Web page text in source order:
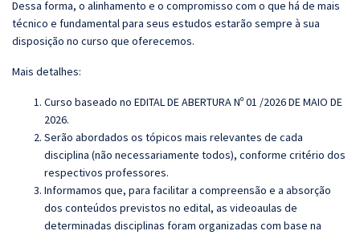
Dessa forma, o alinhamento e o compromisso com o que há de mais
técnico e fundamental para seus estudos estarão sempre à sua
disposição no curso que oferecemos.
Mais detalhes:
Curso baseado no EDITAL DE ABERTURA Nº 01 /2026 DE MAIO DE
2026.
Serão abordados os tópicos mais relevantes de cada
disciplina (não necessariamente todos), conforme critério dos
respectivos professores.
Informamos que, para facilitar a compreensão e a absorção
dos conteúdos previstos no edital, as videoaulas de
determinadas disciplinas foram organizadas com base na